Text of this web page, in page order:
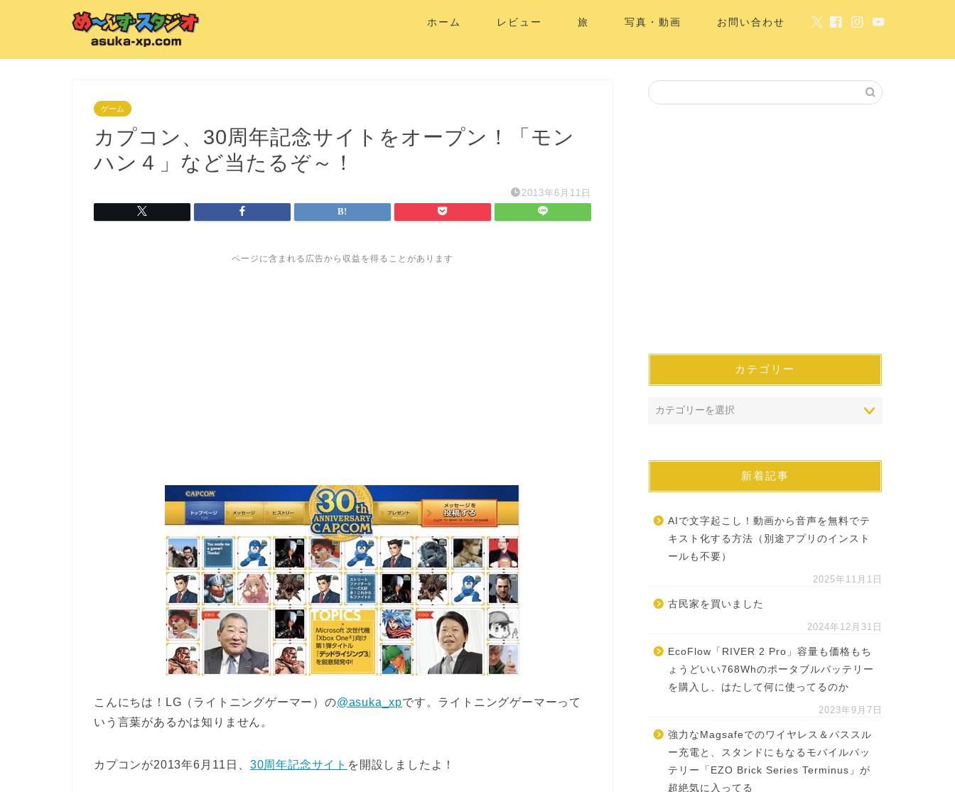
ホーム レビュー 旅 写真・動画 お問い合わせ
ゲーム
カプコン、30周年記念サイトをオープン！「モン
ハン４」など当たるぞ～！
2013年6月11日
ページに含まれる広告から収益を得ることがあります
こんにちは！LG（ライトニングゲーマー）の@asuka_xpです。ライトニングゲーマーって
いう言葉があるかは知りません。
カプコンが2013年6月11日、 30周年記念サイト を開設しましたよ！
カテゴリー
新着記事
AIで文字起こし！動画から音声を無料でテ
キスト化する方法（別途アプリのインスト
ールも不要）
2025年11月1日
古民家を買いました
2024年12月31日
EcoFlow「RIVER 2 Pro」容量も価格もち
ょうどいい768Whのポータブルバッテリー
を購入し、はたして何に使ってるのか
2023年9月7日
強力なMagsafeでのワイヤレス＆パススル
ー充電と、スタンドにもなるモバイルバッ
テリー「EZO Brick Series Terminus」が
超絶気に入ってる